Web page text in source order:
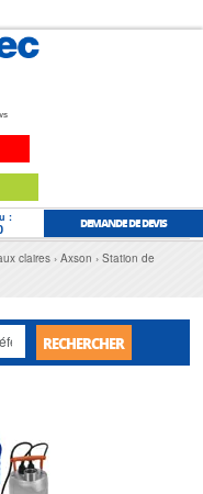
: DEMANDE DE DEVIS
claires Axson
Station de
RECHERCHER